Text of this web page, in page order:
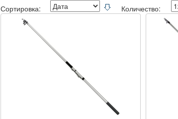
Сортировка: Количество: